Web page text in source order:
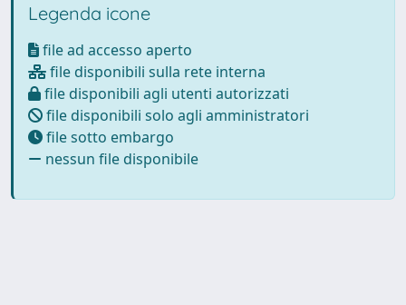
Legenda icone
file ad accesso aperto
file disponibili sulla rete interna
file disponibili agli utenti autorizzati
file disponibili solo agli amministratori
file sotto embargo
nessun file disponibile